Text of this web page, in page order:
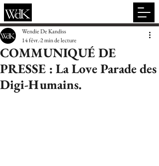
COMMUNIQUÉ DE
PRESSE : La Love Parade des
Digi-Humains.
Wendie De Kandiss
14 févr.2 min de lecture